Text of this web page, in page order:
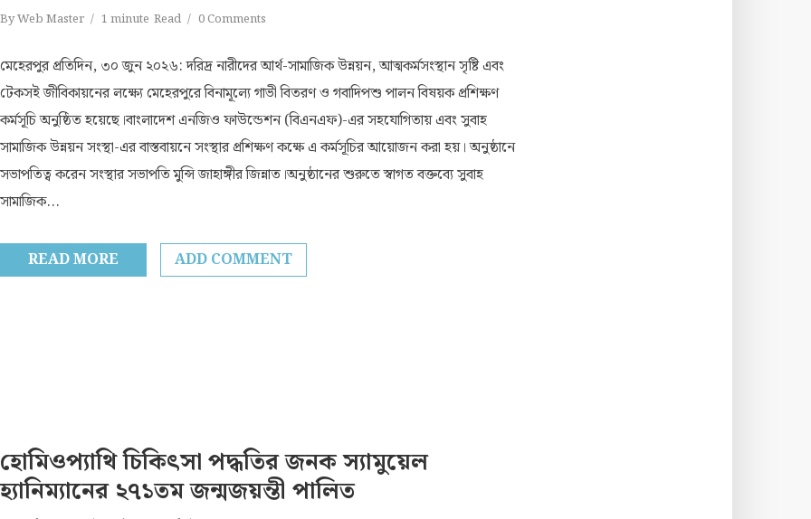
ByWeb Master 1 minute Read 0 Comments
মেহেরপুর প্রতিদিন, ৩০ জুন ২০২৬: দরিদ্র নারীদের আর্থ-সামাজিক উন্নয়ন, আত্মকর্মসংস্থান সৃষ্টি এবং
টেকসই জীবিকায়নের লক্ষ্যে মেহেরপুরে বিনামূল্যে গাভী বিতরণ ও গবাদিপশু পালন বিষয়ক প্রশিক্ষণ
কর্মসূচি অনুষ্ঠিত হয়েছে।বাংলাদেশ এনজিও ফাউন্ডেশন (বিএনএফ)-এর সহযোগিতায় এবং সুবাহ
সামাজিক উন্নয়ন সংস্থা-এর বাস্তবায়নে সংস্থার প্রশিক্ষণ কক্ষে এ কর্মসূচির আয়োজন করা হয়। অনুষ্ঠানে
সভাপতিত্ব করেন সংস্থার সভাপতি মুন্সি জাহাঙ্গীর জিন্নাত।অনুষ্ঠানের শুরুতে স্বাগত বক্তব্যে সুবাহ
সামাজিক...
READ MORE ADD COMMENT
হোমিওপ্যাথি চিকিৎসা পদ্ধতির জনক স্যামুয়েল
হ্যানিম্যানের ২৭১তম জন্মজয়ন্তী পালিত